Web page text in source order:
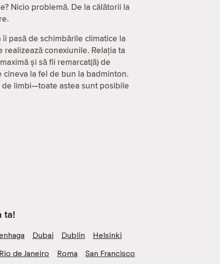
Nicio problemă. De la călătorii la
pasă de schimbările climatice la
conexiunile. Relația ta
și să fii remarcat(ă) de
la fel de bun la badminton.
limbi—toate astea sunt posibile
ta!
Dubai Dublin
Helsinki
de Janeiro
Roma
San Francisco